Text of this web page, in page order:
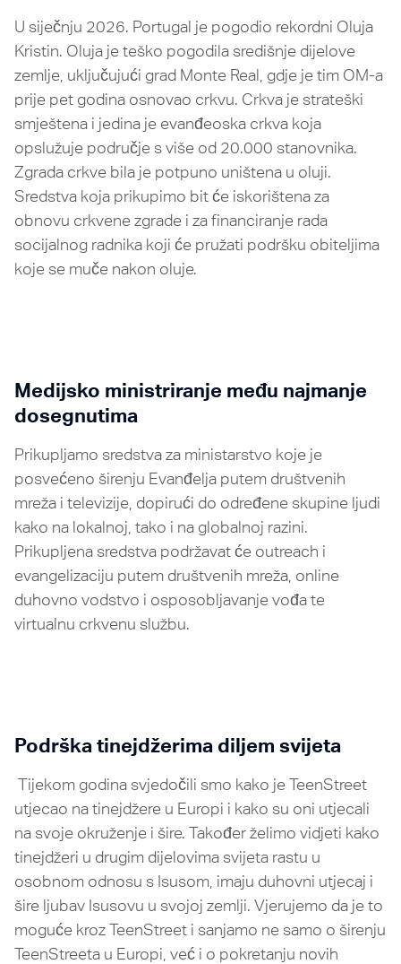
U siječnju 2026. Portugal je pogodio rekordni Oluja
Kristin. Oluja je teško pogodila središnje dijelove
zemlje, uključujući grad Monte Real, gdje je tim OM-a
prije pet godina osnovao crkvu. Crkva je strateški
smještena i jedina je evanđeoska crkva koja
opslužuje područje s više od 20.000 stanovnika.
Zgrada crkve bila je potpuno uništena u oluji.
Sredstva koja prikupimo bit će iskorištena za
obnovu crkvene zgrade i za financiranje rada
socijalnog radnika koji će pružati podršku obiteljima
koje se muče nakon oluje.
Medijsko ministriranje među najmanje
dosegnutima
Prikupljamo sredstva za ministarstvo koje je
posvećeno širenju Evanđelja putem društvenih
mreža i televizije, dopirući do određene skupine ljudi
kako na lokalnoj, tako i na globalnoj razini.
Prikupljena sredstva podržavat će outreach i
evangelizaciju putem društvenih mreža, online
duhovno vodstvo i osposobljavanje vođa te
virtualnu crkvenu službu.
Podrška tinejdžerima diljem svijeta
Tijekom godina svjedočili smo kako je TeenStreet
utjecao na tinejdžere u Europi i kako su oni utjecali
na svoje okruženje i šire. Također želimo vidjeti kako
tinejdžeri u drugim dijelovima svijeta rastu u
osobnom odnosu s Isusom, imaju duhovni utjecaj i
šire ljubav Isusovu u svojoj zemlji. Vjerujemo da je to
moguće kroz TeenStreet i sanjamo ne samo o širenju
TeenStreeta u Europi, već i o pokretanju novih